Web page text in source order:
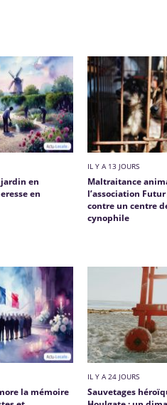
en
en
IL Y A 13 JOURS
Maltraitance
l’association
contre un centre
cynophile
la mémoire
IL Y A 24 JOURS
Sauvetages